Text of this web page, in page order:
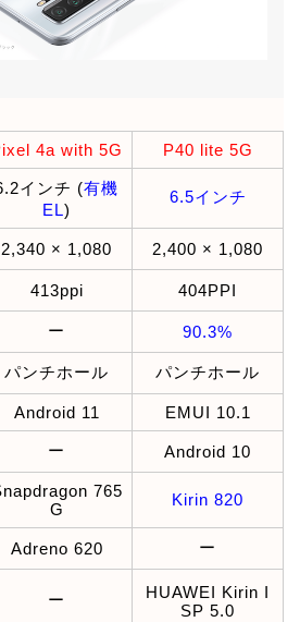
4a with 5G P40 lite 5G
インチ (有機
EL)
6.5インチ
2,340 × 1,080 2,400 × 1,080
413ppi 404PPI
ー 90.3%
パンチホール パンチホール
Android 11 EMUI 10.1
ー Android 10
765
G
Kirin 820
Adreno 620 ー
ー
HUAWEI Kirin I
SP 5.0